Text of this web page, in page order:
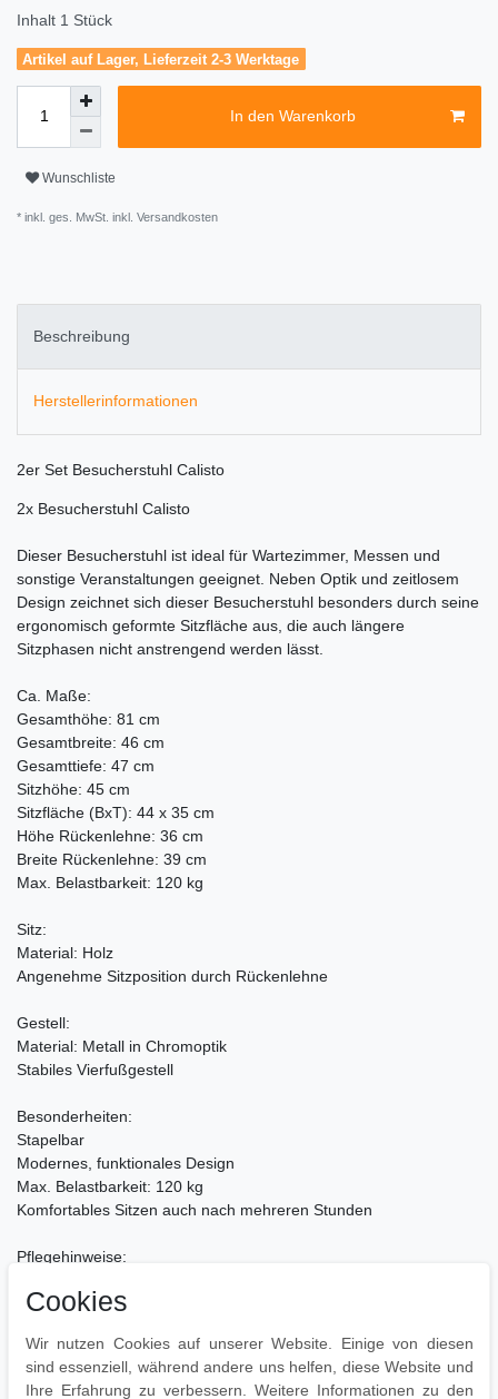
Inhalt 1 Stück
Artikel auf Lager, Lieferzeit 2-3 Werktage
In den Warenkorb
Wunschliste
* inkl. ges. MwSt. inkl. Versandkosten
Beschreibung
Herstellerinformationen
2er Set Besucherstuhl Calisto
2x Besucherstuhl Calisto
Dieser Besucherstuhl ist ideal für Wartezimmer, Messen und
sonstige Veranstaltungen geeignet. Neben Optik und zeitlosem
Design zeichnet sich dieser Besucherstuhl besonders durch seine
ergonomisch geformte Sitzfläche aus, die auch längere
Sitzphasen nicht anstrengend werden lässt.
Ca. Maße:
Gesamthöhe: 81 cm
Gesamtbreite: 46 cm
Gesamttiefe: 47 cm
Sitzhöhe: 45 cm
Sitzfläche (BxT): 44 x 35 cm
Höhe Rückenlehne: 36 cm
Breite Rückenlehne: 39 cm
Max. Belastbarkeit: 120 kg
Sitz:
Material: Holz
Angenehme Sitzposition durch Rückenlehne
Gestell:
Material: Metall in Chromoptik
Stabiles Vierfußgestell
Besonderheiten:
Stapelbar
Modernes, funktionales Design
Max. Belastbarkeit: 120 kg
Komfortables Sitzen auch nach mehreren Stunden
Pflegehinweise:
Zur Reinigung empfehlen wir ein mit lauwarmem Wasser
Oberflächen nur mit geeignetem Aufsatz absaugen
Cookies
Wir nutzen Cookies auf unserer Website. Einige von diesen
sind essenziell, während andere uns helfen, diese Website und
Ihre Erfahrung zu verbessern. Weitere Informationen zu den